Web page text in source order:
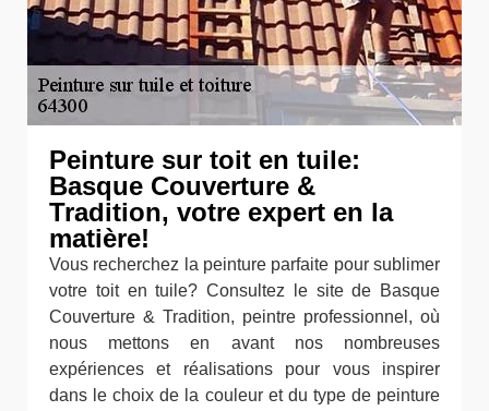
Peinture sur toit en tuile:
Basque Couverture &
Tradition, votre expert en la
matière!
Vous recherchez la peinture parfaite pour sublimer
votre toit en tuile? Consultez le site de Basque
Couverture & Tradition, peintre professionnel, où
nous mettons en avant nos nombreuses
expériences et réalisations pour vous inspirer
dans le choix de la couleur et du type de peinture